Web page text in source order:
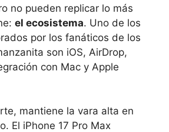
no pueden replicar lo más
el ecosistema. Uno de los
por los fanáticos de los
son iOS, AirDrop,
con Mac y Apple
mantiene la vara alta en
El iPhone 17 Pro Max